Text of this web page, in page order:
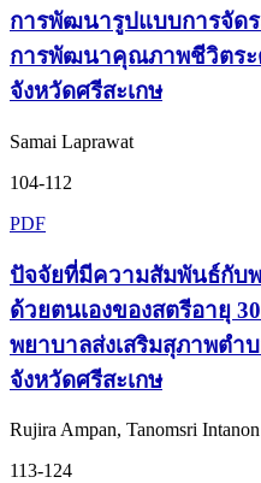
การพัฒนารูปแบบการจัด
การพัฒนาคุณภาพชีวิตระ
จังหวัดศรีสะเกษ
Samai Laprawat
104-112
PDF
ปัจจัยที่มีความสัมพันธ์กับ
ด้วยตนเองของสตรีอายุ
พยาบาลส่งเสริมสุภาพต
จังหวัดศรีสะเกษ
Rujira Ampan, Tanomsri Intanon
113-124